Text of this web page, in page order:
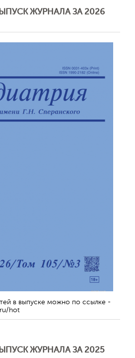
ЖУРНАЛА ЗА 2026
в выпуске можно по ссылке -
hot
ЖУРНАЛА ЗА 2025